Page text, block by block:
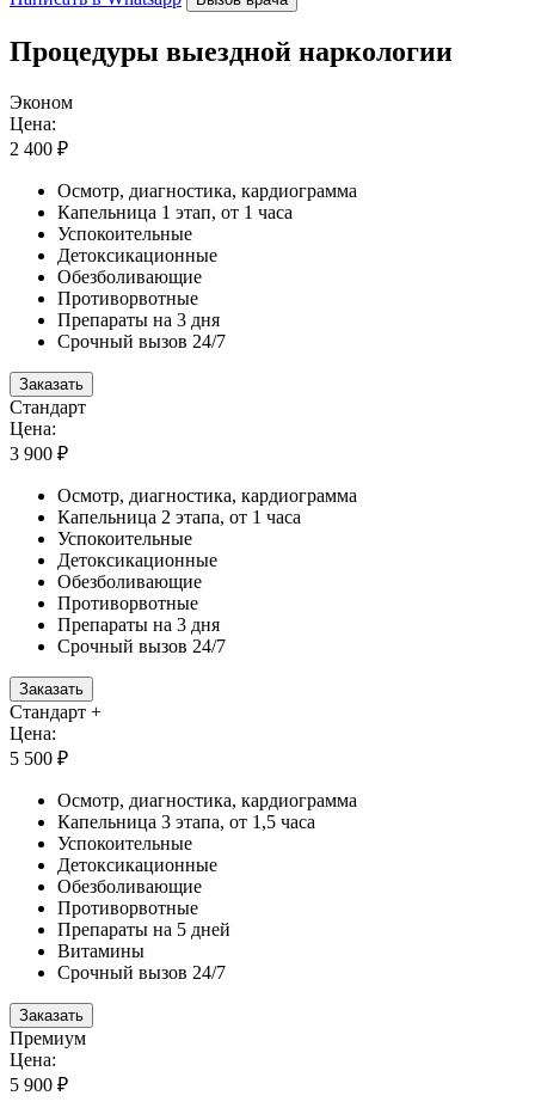
Процедуры выездной наркологии
Эконом
Цена:
2 400 ₽
Осмотр, диагностика, кардиограмма
Капельница 1 этап, от 1 часа
Успокоительные
Детоксикационные
Обезболивающие
Противорвотные
Препараты на 3 дня
Срочный вызов 24/7
Заказать
Стандарт
Цена:
3 900 ₽
Осмотр, диагностика, кардиограмма
Капельница 2 этапа, от 1 часа
Успокоительные
Детоксикационные
Обезболивающие
Противорвотные
Препараты на 3 дня
Срочный вызов 24/7
Заказать
Стандарт +
Цена:
5 500 ₽
Осмотр, диагностика, кардиограмма
Капельница 3 этапа, от 1,5 часа
Успокоительные
Детоксикационные
Обезболивающие
Противорвотные
Препараты на 5 дней
Витамины
Срочный вызов 24/7
Заказать
Премиум
Цена:
5 900 ₽